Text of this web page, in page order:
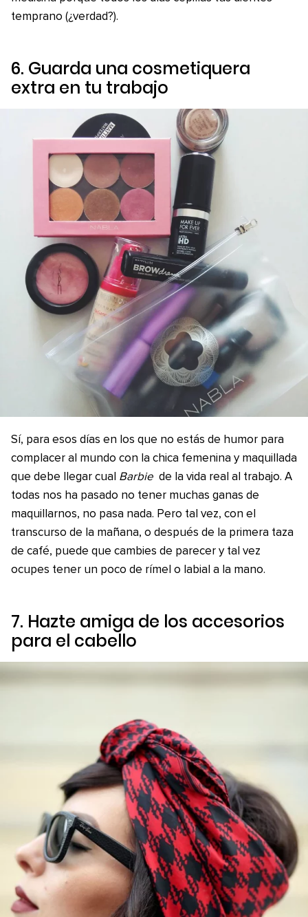
temprano (¿verdad?).
6. Guarda una cosmetiquera
extra en tu trabajo
Sí, para esos días en los que no estás de humor para
complacer al mundo con la chica femenina y maquillada
que debe llegar cual Barbie de la vida real al trabajo. A
todas nos ha pasado no tener muchas ganas de
maquillarnos, no pasa nada. Pero tal vez, con el
transcurso de la mañana, o después de la primera taza
de café, puede que cambies de parecer y tal vez
ocupes tener un poco de rímel o labial a la mano.
7. Hazte amiga de los accesorios
para el cabello